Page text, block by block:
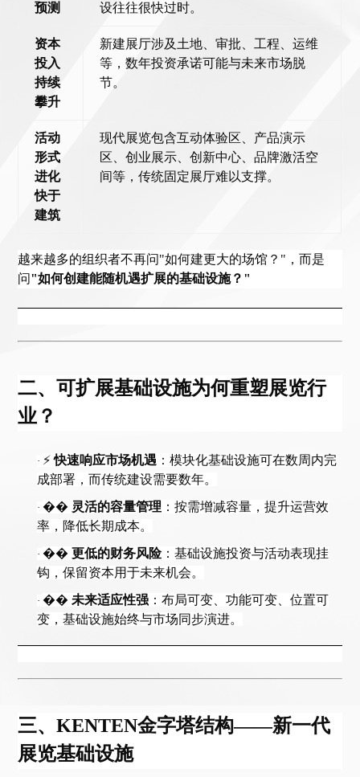
预测
设往往很快过时。
资本
投入
持续
攀升
新建展厅涉及土地、审批、工程、运维
等，数年投资承诺可能与未来市场脱
节。
活动
形式
进化
快于
建筑
现代展览包含互动体验区、产品演示
区、创业展示、创新中心、品牌激活空
间等，传统固定展厅难以支撑。
越来越多的组织者不再问"如何建更大的场馆？"，而是
问"如何创建能随机遇扩展的基础设施？"
二、可扩展基础设施为何重塑展览行
业？
· ⚡快速响应市场机遇 ：模块化基础设施可在数周内完
成部署，而传统建设需要数年。
· �� 灵活的容量管理 ：按需增减容量，提升运营效
率，降低长期成本。
· �� 更低的财务风险 ：基础设施投资与活动表现挂
钩，保留资本用于未来机会。
· �� 未来适应性强 ：布局可变、功能可变、位置可
变，基础设施始终与市场同步演进。
三、KENTEN金字塔结构——新一代
展览基础设施